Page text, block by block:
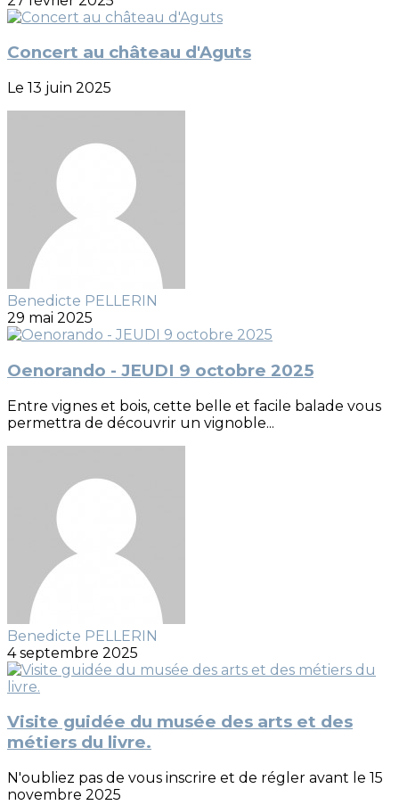
Concert au château d'Aguts
Le 13 juin 2025
Benedicte PELLERIN
29 mai 2025
Oenorando - JEUDI 9 octobre 2025
Entre vignes et bois, cette belle et facile balade vous
permettra de découvrir un vignoble...
Benedicte PELLERIN
4 septembre 2025
Visite guidée du musée des arts et des
métiers du livre.
N'oubliez pas de vous inscrire et de régler avant le 15
novembre 2025